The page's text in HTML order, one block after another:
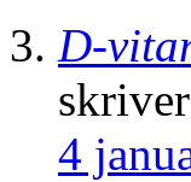
D-
4